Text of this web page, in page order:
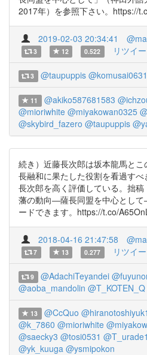
2017年）を参照下さい。https://
2019-02-03 20:34:41
3 12 0.522 リツイ
3 @taupuppis
11 @akiko587681583
@mioriwhite @miyakowan0325
@skybird_fazero @taupuppis
続き）近藤長次郎は坂本龍馬と
長融和に果たした役割を看過す
長次郎を高く評価している。拙
藩の動向―薩長同盟を中心とし
ードできます。https://t.co/
2018-04-16 21:47:58
7 13 0.277 リツイ
9 @AdachiTeyandei
@aoba_mandolin @T_KOTEN_Q
13 @CcQuo @hiranotoshiyuk1
@k_7860 @mioriwhite
@saecky3 @tosi0531
@yk_kuuga @ysmipokon